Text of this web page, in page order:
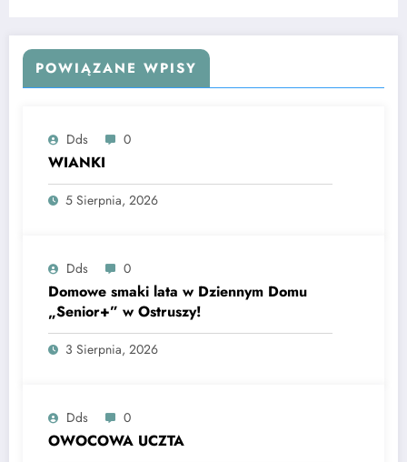
POWIĄZANE WPISY
Dds 0
WIANKI
5 Sierpnia, 2026
Dds 0
Domowe smaki lata w Dziennym Domu
„Senior+” w Ostruszy!
3 Sierpnia, 2026
Dds 0
OWOCOWA UCZTA